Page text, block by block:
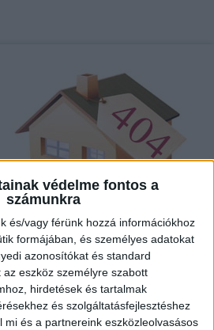
védelme fontos a
számunkra
és/vagy férünk hozzá információkhoz
formájában, és személyes adatokat
azonosítókat és standard
eszköz személyre szabott
hirdetések és tartalmak
és szolgáltatásfejlesztéshez
mi és a partnereink eszközleolvasásos
Társasházi lakás
lakás
ház
lakás
ház